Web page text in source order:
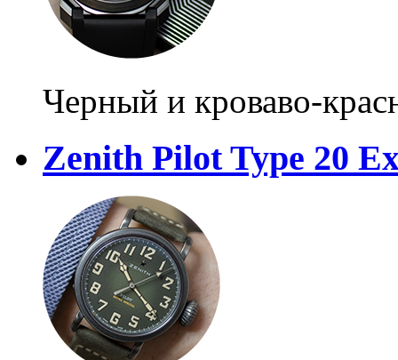
Черный и кроваво-
Zenith Pilot Type 20